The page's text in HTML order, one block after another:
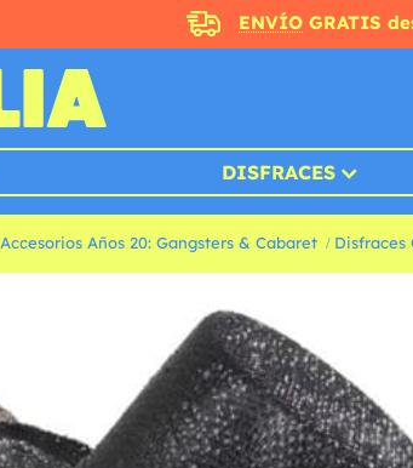
ENVÍOGRATIS
DISFRACES
Accesorios Años 20: Gangsters & Cabaret Disfraces